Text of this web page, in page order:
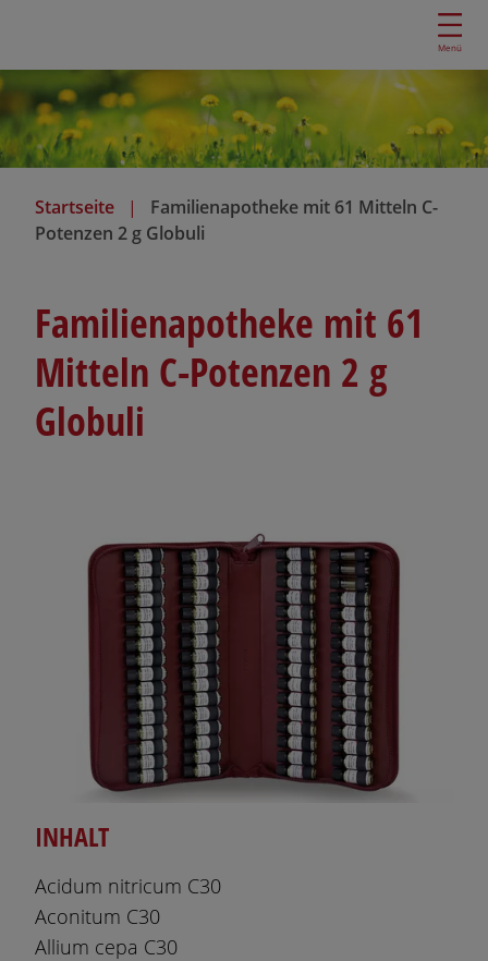
r
e
k
t
z
Menü
Startseite
Familienapotheke mit 61 Mitteln C-
Potenzen 2 g Globuli
Familienapotheke mit 61
Mitteln C-Potenzen 2 g
Globuli
INHALT
Acidum nitricum C30
Aconitum C30
Allium cepa C30